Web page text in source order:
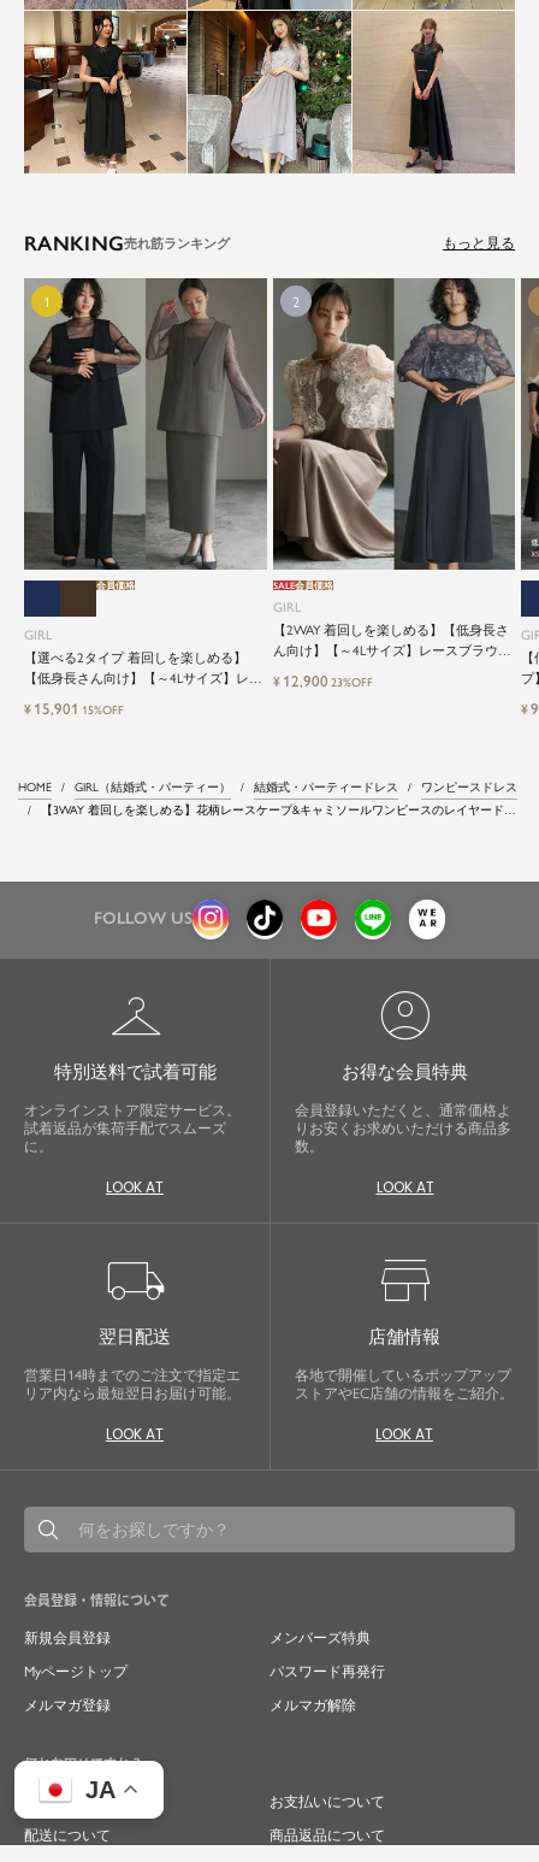
JA
RANKING もっと見る
GIRL
【選べる2タイプ 着回しを楽しめる】
【低身長さん向け】【～4Lサイズ】レイ
カートorワイドパンツセットアップロン
会員価格
¥ 15,901 15%OFF
GIRL
【2WAY 着回しを楽しめる】【低身長さ
ん向け】【～4Lサイズ】レースブラウス
ング結婚式ワンピース
SALE会員価格
¥ 12,900 23%OFF
プ
¥
HOME GIRL（結婚式・パーティー） 結婚式・パーティードレス
ワンピースドレス
【3WAY 着回しを楽しめる】花柄レースケープ&キャミソールワンピースのレイヤードマ
FOLLOW US
checkroom
特別送料で試着可能
オンラインストア限定サービス。
試着返品が集荷手配でスムーズ
に。
LOOK AT
account_circle
お得な会員特典
会員登録いただくと、通常価格よ
りお安くお求めいただける商品多
数。
LOOK AT
local_shipping
翌日配送
営業日14時までのご注文で指定エ
リア内なら最短翌日お届け可能。
LOOK AT
store
店舗情報
各地で開催しているポップアップ
ストアやEC店舗の情報をご紹介。
LOOK AT
会員登録・情報について
新規会員登録
メンバーズ特典
Myページトップ
パスワード再発行
メルマガ登録
メルマガ解除
何かお困りですか？
ご注文について
お支払いについて
配送について
商品返品について